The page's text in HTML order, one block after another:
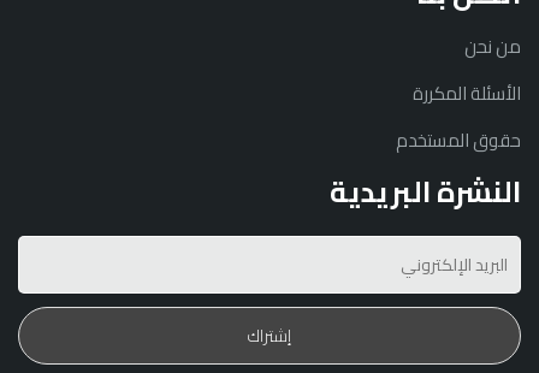
من نحن
الأسئلة المكررة
حقوق المستخدم
النشرة البريدية